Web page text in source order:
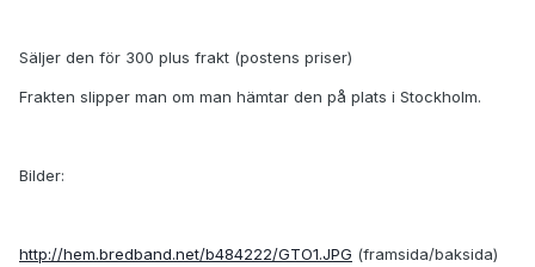
Säljer den för 300 plus frakt (postens priser)
Frakten slipper man om man hämtar den på plats i Stockholm.
Bilder:
http://hem.bredband.net/b484222/GTO1.JPG (framsida/baksida)